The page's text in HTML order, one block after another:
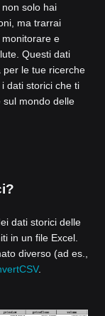
solo hai
ma trarrai
e
Questi dati
per le tue ricerche
dati storici che ti
mondo delle
dati storici delle
in un file Excel.
diverso (ad es.,
.